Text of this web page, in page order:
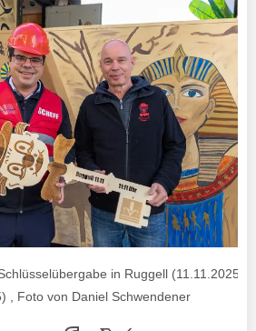
in Ruggell (11.11.2025)
, Foto von Daniel Schwendener